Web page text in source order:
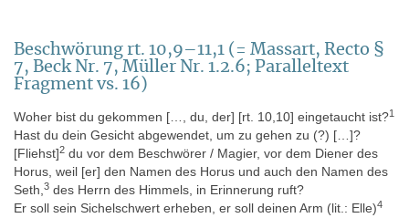
Beschwörung rt. 10,9–11,1 (= Massart, Recto §
7, Beck Nr. 7, Müller Nr. 1.2.6; Paralleltext
Fragment vs. 16)
Woher bist du gekommen […, du, der] [rt. 10,10] eingetaucht ist?1
Hast du dein Gesicht abgewendet, um zu gehen zu (?) […]?
[Fliehst]2 du vor dem Beschwörer / Magier, vor dem Diener des
Horus, weil [er] den Namen des Horus und auch den Namen des
Seth,3 des Herrn des Himmels, in Erinnerung ruft?
Er soll sein Sichelschwert erheben, er soll deinen Arm (lit.: Elle)4